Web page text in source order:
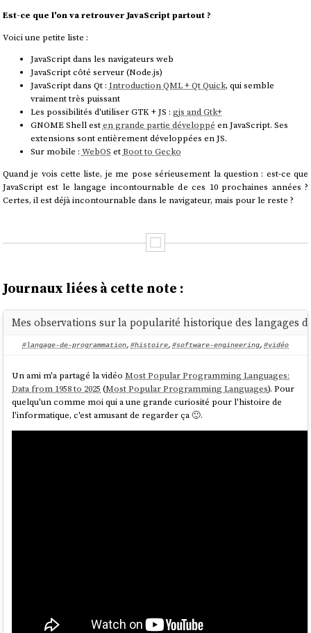
Est-ce que l'on va retrouver JavaScript partout ?
Voici une petite liste :
JavaScript dans les navigateurs web
JavaScript côté serveur (Node.js)
JavaScript dans Qt : Introduction QML + Qt Quick, qui semble
vraiment très puissant
Les possibilités d'utiliser GTK + JS : gjs and Gtk+
GNOME Shell esten grande partie développé en JavaScript. Ses
extensions sont entièrement développées en JS.
Sur mobile : WebOS etBoot to Gecko
Quand je vois cette liste, je me pose sérieusement la question : est-ce que
JavaScript est le langage incontournable de ces 10 prochaines années ?
Certes, il est déjà incontournable dans le navigateur, mais pour le reste ?
Journaux liées à cette note :
Mes observations sur la popularité historique des langages
#langage-de-programmation, #histoire, #software-engineering, #vidéo
Un ami m'a partagé la vidéoMost Popular Programming Languages:
Data from 1958 to 2025 (Most Popular Programming Languages). Pour
quelqu'un comme moi qui a une grande curiosité pour l'histoire de
l'informatique, c'est amusant de regarder ça 🙂.